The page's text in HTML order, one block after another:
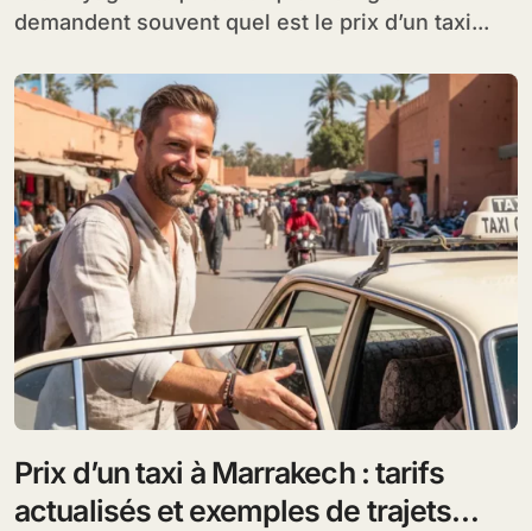
demandent souvent quel est le prix d’un taxi...
Prix d’un taxi à Marrakech : tarifs
actualisés et exemples de trajets